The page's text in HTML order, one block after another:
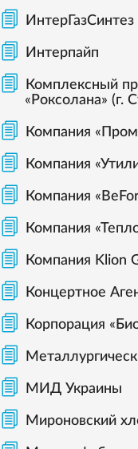
ИнтерГазСинтез
Интерпайп
Комплексный
«Роксолана» (г.
Компания
Компания
Компания
Компания
Компания Klion
Концертное
Корпорация
МИД Украины
Мироновский